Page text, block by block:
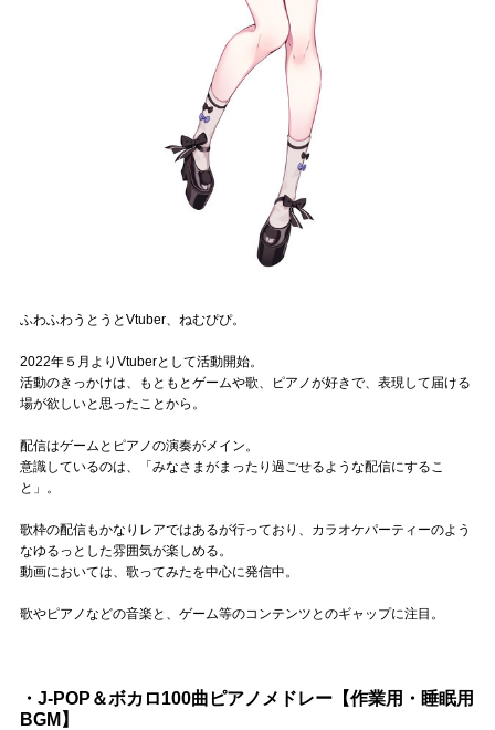
ふわふわうとうとVtuber、ねむぴぴ。
2022年５月よりVtuberとして活動開始。
活動のきっかけは、もともとゲームや歌、ピアノが好きで、表現して届ける
場が欲しいと思ったことから。
配信はゲームとピアノの演奏がメイン。
意識しているのは、「みなさまがまったり過ごせるような配信にするこ
と」。
歌枠の配信もかなりレアではあるが行っており、カラオケパーティーのよう
なゆるっとした雰囲気が楽しめる。
動画においては、歌ってみたを中心に発信中。
歌やピアノなどの音楽と、ゲーム等のコンテンツとのギャップに注目。
・J-POP＆ボカロ100曲ピアノメドレー【作業用・睡眠用
BGM】